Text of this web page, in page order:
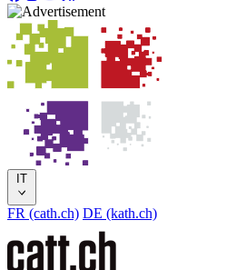
IT
FR (cath.ch) DE (kath.ch)